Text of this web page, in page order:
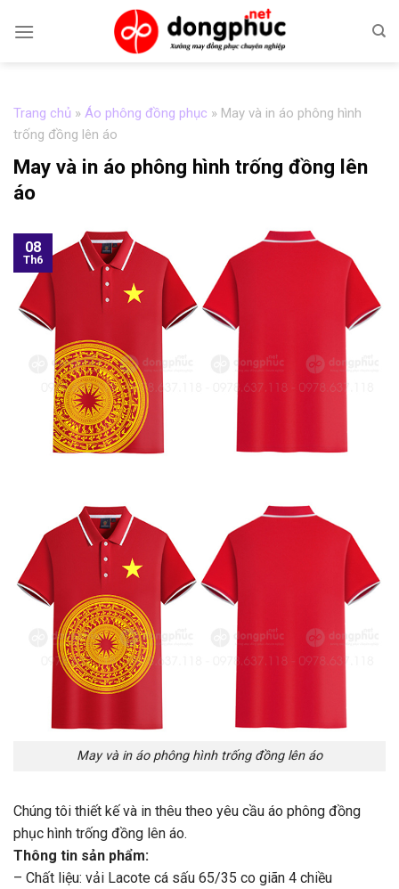
Trang chủ » Áo phông đồng phục » May và in áo phông hình
trống đồng lên áo
May và in áo phông hình trống đồng lên
áo
08
Th6
May và in áo phông hình trống đồng lên áo
Chúng tôi thiết kế và in thêu theo yêu cầu áo phông đồng
phục hình trống đồng lên áo.
Thông tin sản phẩm:
– Chất liệu: vải Lacote cá sấu 65/35 co giãn 4 chiều